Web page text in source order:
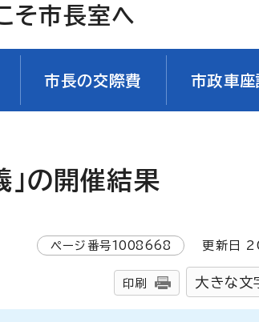
そ市長室へ
市長の交際費 市政車座
の開催結果
ページ番号1008668 更新日
印刷 大きな文